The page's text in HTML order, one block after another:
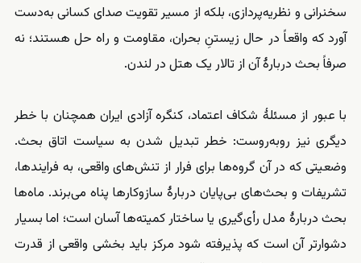
سخنرانی و نظریه‌پردازی، بلکه از مسیر تقویت صدای کسانی به‌دست
آورد که واقعاً در حال زیستنِ بحران، مقاومت و راه‌ حل هستند؛ نه
صرفاً بحث دربارهٔ آن از تالار یک هتل در لندن.
با عبور از مسئلهٔ شکاف اعتماد، کنگره آزادی ایران همچنان با خطر
دیگری نیز روبه‌روست: خطر تبدیل شدن به سیاست اتاق بحث.
وضعیتی که در آن گروه‌ها برای فرار از تنش‌های واقعی، به فرایندها،
تشریفات و بحث‌های بی‌پایان دربارهٔ سازوکارها پناه می‌برند. ماه‌ها
بحث دربارهٔ مدل رأی‌گیری یا ساختار کمیته‌ها آسان است؛ اما بسیار
دشوارتر آن است که پذیرفته شود مرکز باید بخشی واقعی از قدرت